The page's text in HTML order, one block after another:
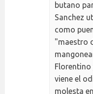
butano
Sanchez
como
"maestro
Florentino
viene el
molesta